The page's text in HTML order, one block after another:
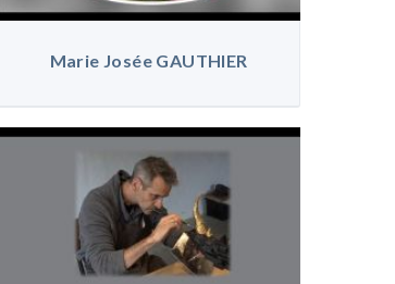
Marie Josée GAUTHIER